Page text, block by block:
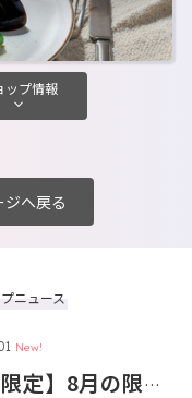
ップ情報
へ戻る
ニュース
New!
【期間限定】8月の限定パンが登場